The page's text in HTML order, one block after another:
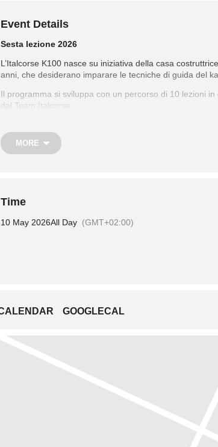
Event Details
Sesta lezione 2026
L’Italcorse K100 nasce su iniziativa della casa
anni, che desiderano imparare le tecniche di guida del
Il programma si sviluppa con un percorso di 10 lezioni
dal Team Italcorse.
MORE
Time
10 May 2026All Day (GMT+02:00)
GOOGLECAL